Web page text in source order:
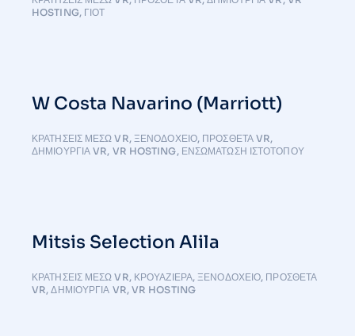
HOSTING, ΓΙΟΤ
W Costa Navarino (Marriott)
ΚΡΑΤΉΣΕΙΣ ΜΈΣΩ VR, ΞΕΝΟΔΟΧΕΙΟ, ΠΡΌΣΘΕΤΑ VR,
ΔΗΜΙΟΥΡΓΊΑ VR, VR HOSTING, ΕΝΣΩΜΆΤΩΣΗ ΙΣΤΌΤΟΠΟΥ
Mitsis Selection Alila
ΚΡΑΤΉΣΕΙΣ ΜΈΣΩ VR, ΚΡΟΥΑΖΙΈΡΑ,ΞΕΝΟΔΟΧΕΙΟ, ΠΡΌΣΘΕΤΑ
VR,ΔΗΜΙΟΥΡΓΊΑ VR, VR HOSTING